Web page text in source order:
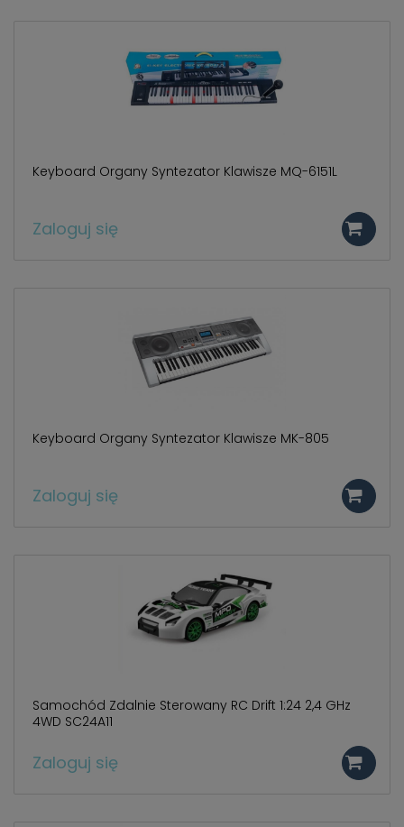
Keyboard Organy Syntezator Klawisze MQ-6151L
Zaloguj się
Keyboard Organy Syntezator Klawisze MK-805
Zaloguj się
Samochód Zdalnie Sterowany RC Drift 1:24 2,4 GHz
4WD SC24A11
Zaloguj się